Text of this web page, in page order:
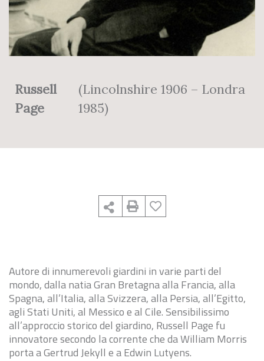
Russell
Page
(Lincolnshire 1906 – Londra
1985)
Autore di innumerevoli giardini in varie parti del
mondo, dalla natia Gran Bretagna alla Francia, alla
Spagna, all’Italia, alla Svizzera, alla Persia, all’Egitto,
agli Stati Uniti, al Messico e al Cile. Sensibilissimo
all’approccio storico del giardino, Russell Page fu
innovatore secondo la corrente che da William Morris
porta a Gertrud Jekyll e a Edwin Lutyens.